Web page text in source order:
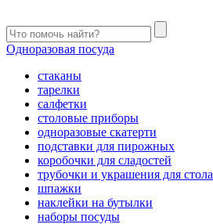
Одноразовая посуда
стаканы
тарелки
салфетки
столовые приборы
одноразовые скатерти
подставки для пирожных
коробочки для сладостей
трубочки и украшения для стола
шпажки
наклейки на бутылки
наборы посуды